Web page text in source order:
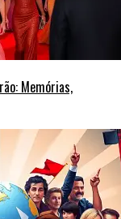
Memórias,